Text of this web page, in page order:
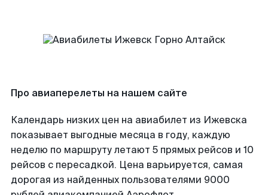
Про авиаперелеты на нашем сайте
Календарь низких цен на авиабилет из Ижевска
показывает выгодные месяца в году, каждую
неделю по маршруту летают 5 прямых рейсов и 10
рейсов с пересадкой. Цена варьируется, самая
дорогая из найденных пользователями 9000